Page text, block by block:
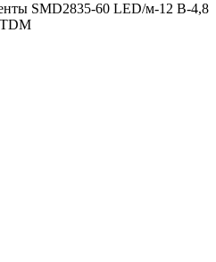
SMD2835-60 LED/м-12 В-4,8